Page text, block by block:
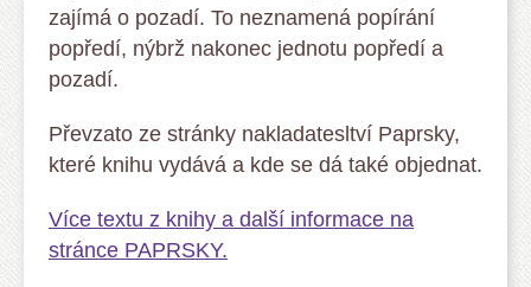
zajímá o pozadí. To neznamená popírání
popředí, nýbrž nakonec jednotu popředí a
pozadí.
Převzato ze stránky nakladatesltví Paprsky,
které knihu vydává a kde se dá také objednat.
Více textu z knihy a další informace na
stránce PAPRSKY.